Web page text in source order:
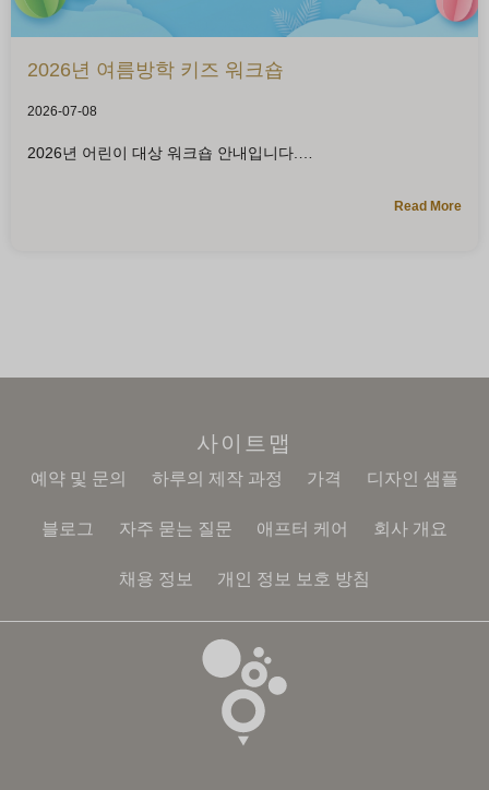
2026년 여름방학 키즈 워크숍
2026-07-08
2026년 어린이 대상 워크숍 안내입니다.
Read More
사이트맵
예약 및 문의 하루의 제작 과정 가격 디자인 샘플
블로그 자주 묻는 질문 애프터 케어 회사 개요
채용 정보 개인 정보 보호 방침